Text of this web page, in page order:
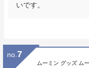
いです。
no. 7